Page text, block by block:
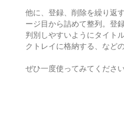
他に、登録、削除を繰り返
ージ目から詰めて整列。登
判別しやすいようにタイト
クトレイに格納する、など
ぜひ一度使ってみてください